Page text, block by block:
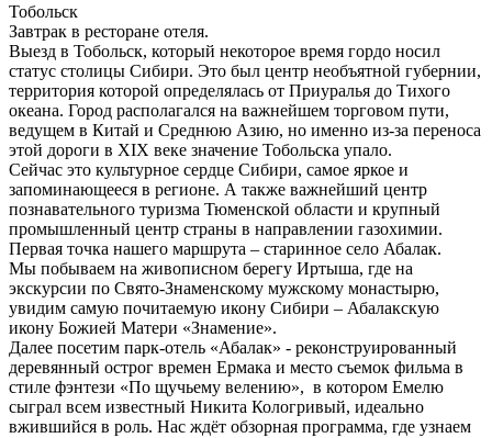
Тобольск
Завтрак в ресторане отеля.
Выезд в Тобольск, который некоторое время гордо носил
статус столицы Сибири. Это был центр необъятной губернии,
территория которой определялась от Приуралья до Тихого
океана. Город располагался на важнейшем торговом пути,
ведущем в Китай и Среднюю Азию, но именно из-за переноса
этой дороги в XIX веке значение Тобольска упало.
Сейчас это культурное сердце Сибири, самое яркое и
запоминающееся в регионе. А также важнейший центр
познавательного туризма Тюменской области и крупный
промышленный центр страны в направлении газохимии.
Первая точка нашего маршрута – старинное село Абалак.
Мы побываем на живописном берегу Иртыша, где на
экскурсии по Свято-Знаменскому мужскому монастырю,
увидим самую почитаемую икону Сибири – Абалакскую
икону Божией Матери «Знамение».
Далее посетим парк-отель «Абалак» - реконструированный
деревянный острог времен Ермака и место съемок фильма в
стиле фэнтези «По щучьему велению», в котором Емелю
сыграл всем известный Никита Кологривый, идеально
вжившийся в роль. Нас ждёт обзорная программа, где узнаем